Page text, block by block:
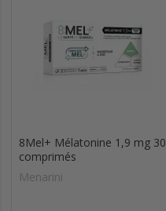
8Mel+ Mélatonine 1,9 mg 30
comprimés
Menarini